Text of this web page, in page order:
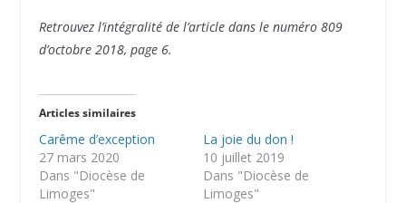
Retrouvez l’intégralité de l’article dans le numéro 809
d’octobre 2018, page 6.
Articles similaires
Carême d’exception
27 mars 2020
Dans "Diocèse de
Limoges"
La joie du don !
10 juillet 2019
Dans "Diocèse de
Limoges"